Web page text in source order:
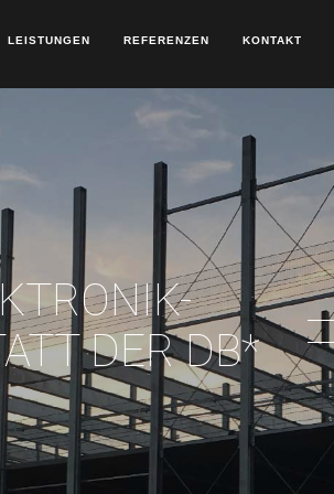
LEISTUNGEN REFERENZEN KONTAKT
DER DB*